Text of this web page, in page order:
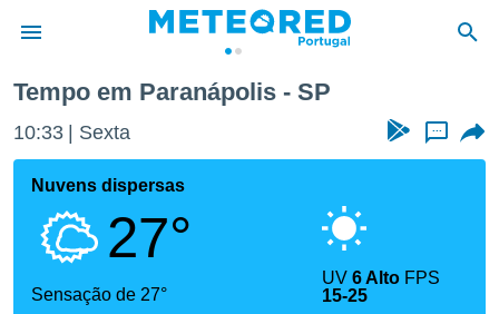
da
foi
fornecidas
a este
Tempo em Paranápolis - SP
10:33 Sexta ...
Nuvens dispersas
27°
Sensação de 27°
UV6 Alto FPS
15-25